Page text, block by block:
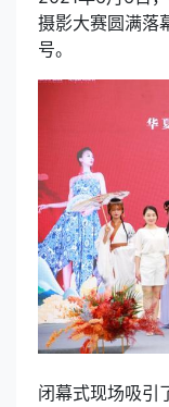
摄影大赛圆满落
号。
闭幕式现场吸引